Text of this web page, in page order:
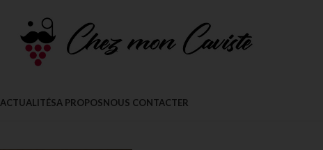
ACTUALITÉSA PROPOSNOUS CONTACTER